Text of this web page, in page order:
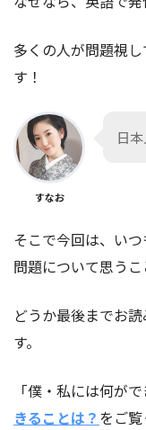
多くの人が問題視
す！
すなお
日
そこで今回は、い
問題について思うこ
どうか最後までお
す。
「僕・私には何が
きることは？ をご